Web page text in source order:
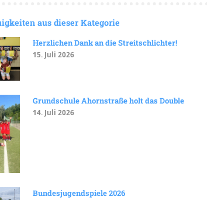
aus dieser Kategorie
Herzlichen Dank an die Streitschlichter!
15. Juli 2026
Grundschule Ahornstraße holt das Double
14. Juli 2026
Bundesjugendspiele 2026